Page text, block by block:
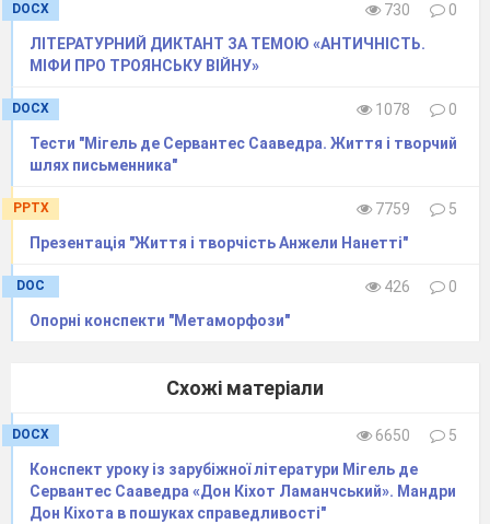
DOCX 730
0
ЛІТЕРАТУРНИЙ ДИКТАНТ ЗА ТЕМОЮ «АНТИЧНІСТЬ.
МІФИ ПРО ТРОЯНСЬКУ ВІЙНУ»
DOCX 1078
0
Тести "Мігель де Сервантес Сааведра. Життя і творчий
шлях письменника"
PPTX 7759
5
Презентація "Життя і творчість Анжели Нанетті"
DOC 426
0
Опорні конспекти "Метаморфози"
Схожі матеріали
DOCX 6650
5
Конспект уроку із зарубіжної літератури Мігель де
Сервантес Сааведра «Дон Кіхот Ламанчський». Мандри
Дон Кіхота в пошуках справедливості"